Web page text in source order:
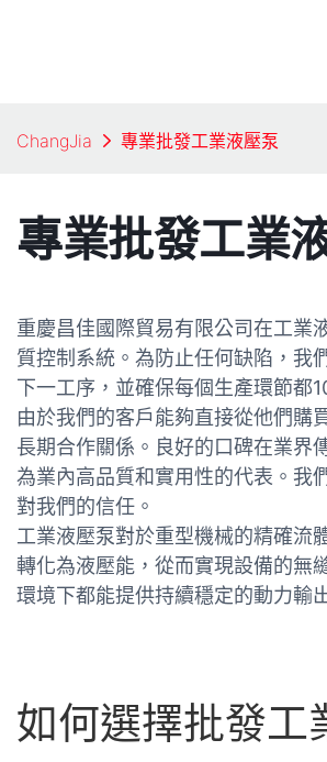
ChangJia 專業批發工業液壓泵
專業批發工業
重慶昌佳國際貿易有限公司在工業
質控制系統。為防止任何缺陷，我
下一工序，並確保每個生產環節都
由於我們的客戶能夠直接從他們購
長期合作關係。良好的口碑在業界
為業內高品質和實用性的代表。我
對我們的信任。
工業液壓泵對於重型機械的精確流
轉化為液壓能，從而實現設備的無
環境下都能提供持續穩定的動力輸
如何選擇批發工